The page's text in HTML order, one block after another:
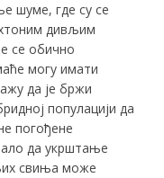
шуме, где су се
дивљим
се обично
могу имати
да је бржи
популацији да
погођене
да укрштање
свиња може